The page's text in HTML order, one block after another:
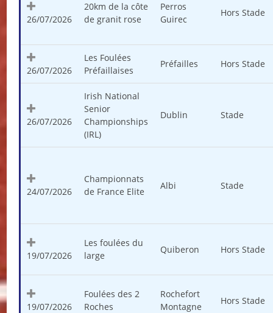
26/07/2026
20km de la côte
de granit rose
Perros
Guirec
Hors Stade
26/07/2026
Les Foulées
Préfaillaises
Préfailles Hors Stade
26/07/2026
Irish National
Senior
Championships
(IRL)
Dublin Stade
24/07/2026
Championnats
de France Elite
Albi Stade
19/07/2026
Les foulées du
large
Quiberon Hors Stade
19/07/2026
Foulées des 2
Roches
Rochefort
Montagne
Hors Stade